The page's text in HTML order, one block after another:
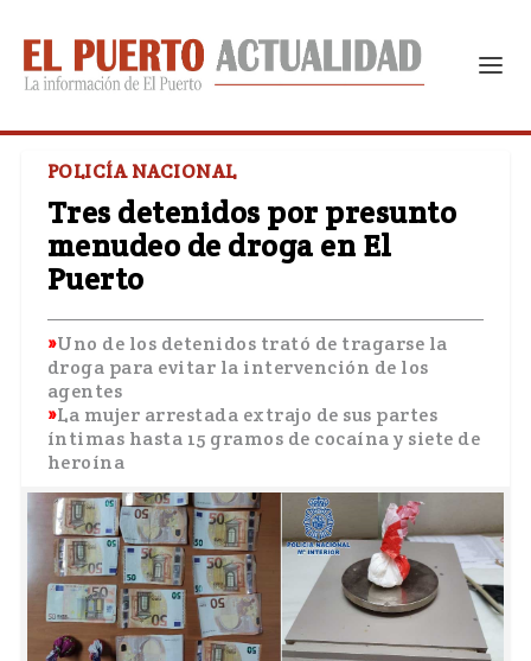
POLICÍA NACIONAL
Tres detenidos por presunto
menudeo de droga en El
Puerto
Uno de los detenidos trató de tragarse la
droga para evitar la intervención de los
agentes
La mujer arrestada extrajo de sus partes
íntimas hasta 15 gramos de cocaína y siete de
heroína